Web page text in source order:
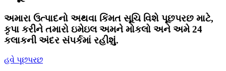
અમારા ઉત્પાદનો અથવા કિંમત સૂચિ વિશે પૂછપરછ માટે,
કૃપા કરીને તમારો ઇમેઇલ અમને મોકલો અને અમે 24
કલાકની અંદર સંપર્કમાં રહીશું.
હવે પૂછપરછ